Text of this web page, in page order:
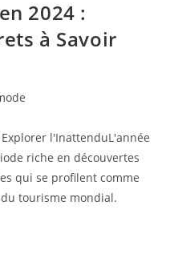
2024 :
à Savoir
l'InattenduL'année
riche en découvertes
qui se profilent comme
tourisme mondial.